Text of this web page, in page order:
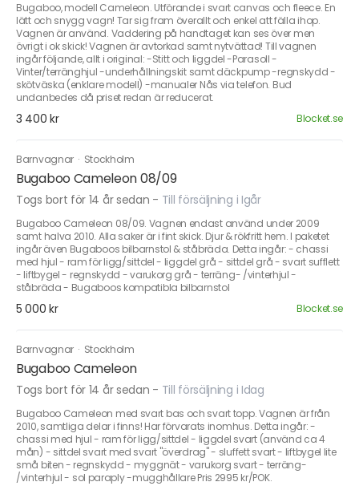
Bugaboo, modell Cameleon. Utförande i svart canvas och fleece. En
lätt och snygg vagn! Tar sig fram överallt och enkel att fälla ihop.
Vagnen är använd. Vaddering på handtaget kan ses över men
övrigt i ok skick! Vagnen är avtorkad samt nytvättad! Till vagnen
ingår följande, allt i original: -Stitt och liggdel -Parasoll -
Vinter/terränghjul -underhållningskit samt däckpump -regnskydd -
skötväska (enklare modell) -manualer Nås via telefon. Bud
undanbedes då priset redan är reducerat.
3 400 kr Blocket.se
Barnvagnar · Stockholm
Bugaboo Cameleon 08/09
Togs bort för 14 år sedan - Till försäljning i Igår
Bugaboo Cameleon 08/09. Vagnen endast använd under 2009
samt halva 2010. Alla saker är i fint skick. Djur & rökfritt hem. I paketet
ingår även Bugaboos bilbarnstol & ståbräda. Detta ingår: - chassi
med hjul - ram för ligg/sittdel - liggdel grå - sittdel grå - svart sufflett
- liftbygel - regnskydd - varukorg grå - terräng- /vinterhjul -
ståbräda - Bugaboos kompatibla bilbarnstol
5 000 kr Blocket.se
Barnvagnar · Stockholm
Bugaboo Cameleon
Togs bort för 14 år sedan - Till försäljning i Idag
Bugaboo Cameleon med svart bas och svart topp. Vagnen är från
2010, samtliga delar i finns! Har förvarats inomhus. Detta ingår: -
chassi med hjul - ram för ligg/sittdel - liggdel svart (använd ca 4
mån) - sittdel svart med svart "överdrag" - sluffett svart - liftbygel lite
små biten - regnskydd - myggnät - varukorg svart - terräng-
/vinterhjul - sol paraply -mugghållare Pris 2995 kr/POK.